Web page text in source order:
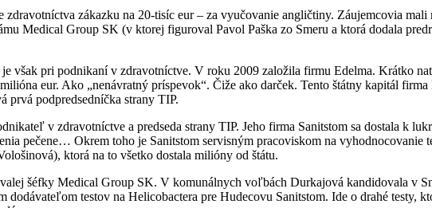
zákazku na 20-tisíc eur – za vyučovanie angličtiny. Záujemcovia
Medical Group SK (v ktorej figuroval Pavol Paška zo Smeru a ktorá dodala
však pri podnikaní v zdravotníctve. V roku 2009 založila firmu Edelma. Krátko
eur. Ako „nenávratný príspevok“. Čiže ako darček. Tento štátny kapitál
prvá podpredsedníčka strany TIP.
v zdravotníctve a predseda strany TIP. Jeho firma Sanitstom sa dostala k
pečene… Okrem toho je Sanitstom servisným pracoviskom na vyhodnocovanie
ktorá na to všetko dostala milióny od štátu.
šéfky Medical Group SK. V komunálnych voľbách Durkajová kandidovala v
testov na Helicobactera pre Hudecovu Sanitstom. Ide o drahé testy,